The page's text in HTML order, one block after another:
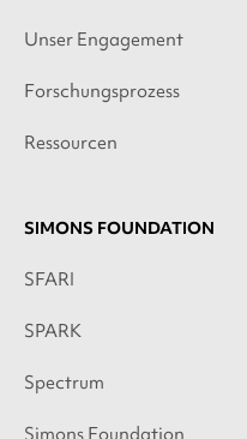
Unser Engagement
Forschungsprozess
Ressourcen
SIMONS FOUNDATION
SFARI
SPARK
Spectrum